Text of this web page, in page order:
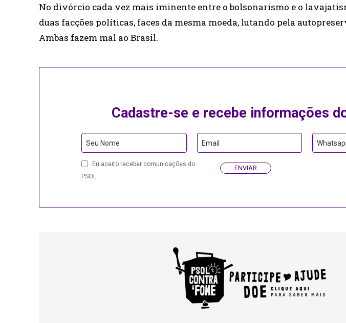
No divórcio cada vez mais iminente entre o bolsonarismo e o
duas facções políticas, faces da mesma moeda, lutando pela
Ambas fazem mal ao Brasil.
Cadastre-se e recebe informações
Email
Address
Seu Nome Email
Eu aceito receber comunicações do
PSOL.
ENVIAR